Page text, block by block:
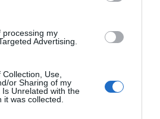
processing my
Advertising.
Use,
or Sharing of my
Unrelated with the
was collected.
2026: Η
στον
για τον